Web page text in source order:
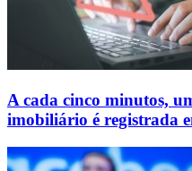
A cada cinco minutos,
imobiliário é registrada